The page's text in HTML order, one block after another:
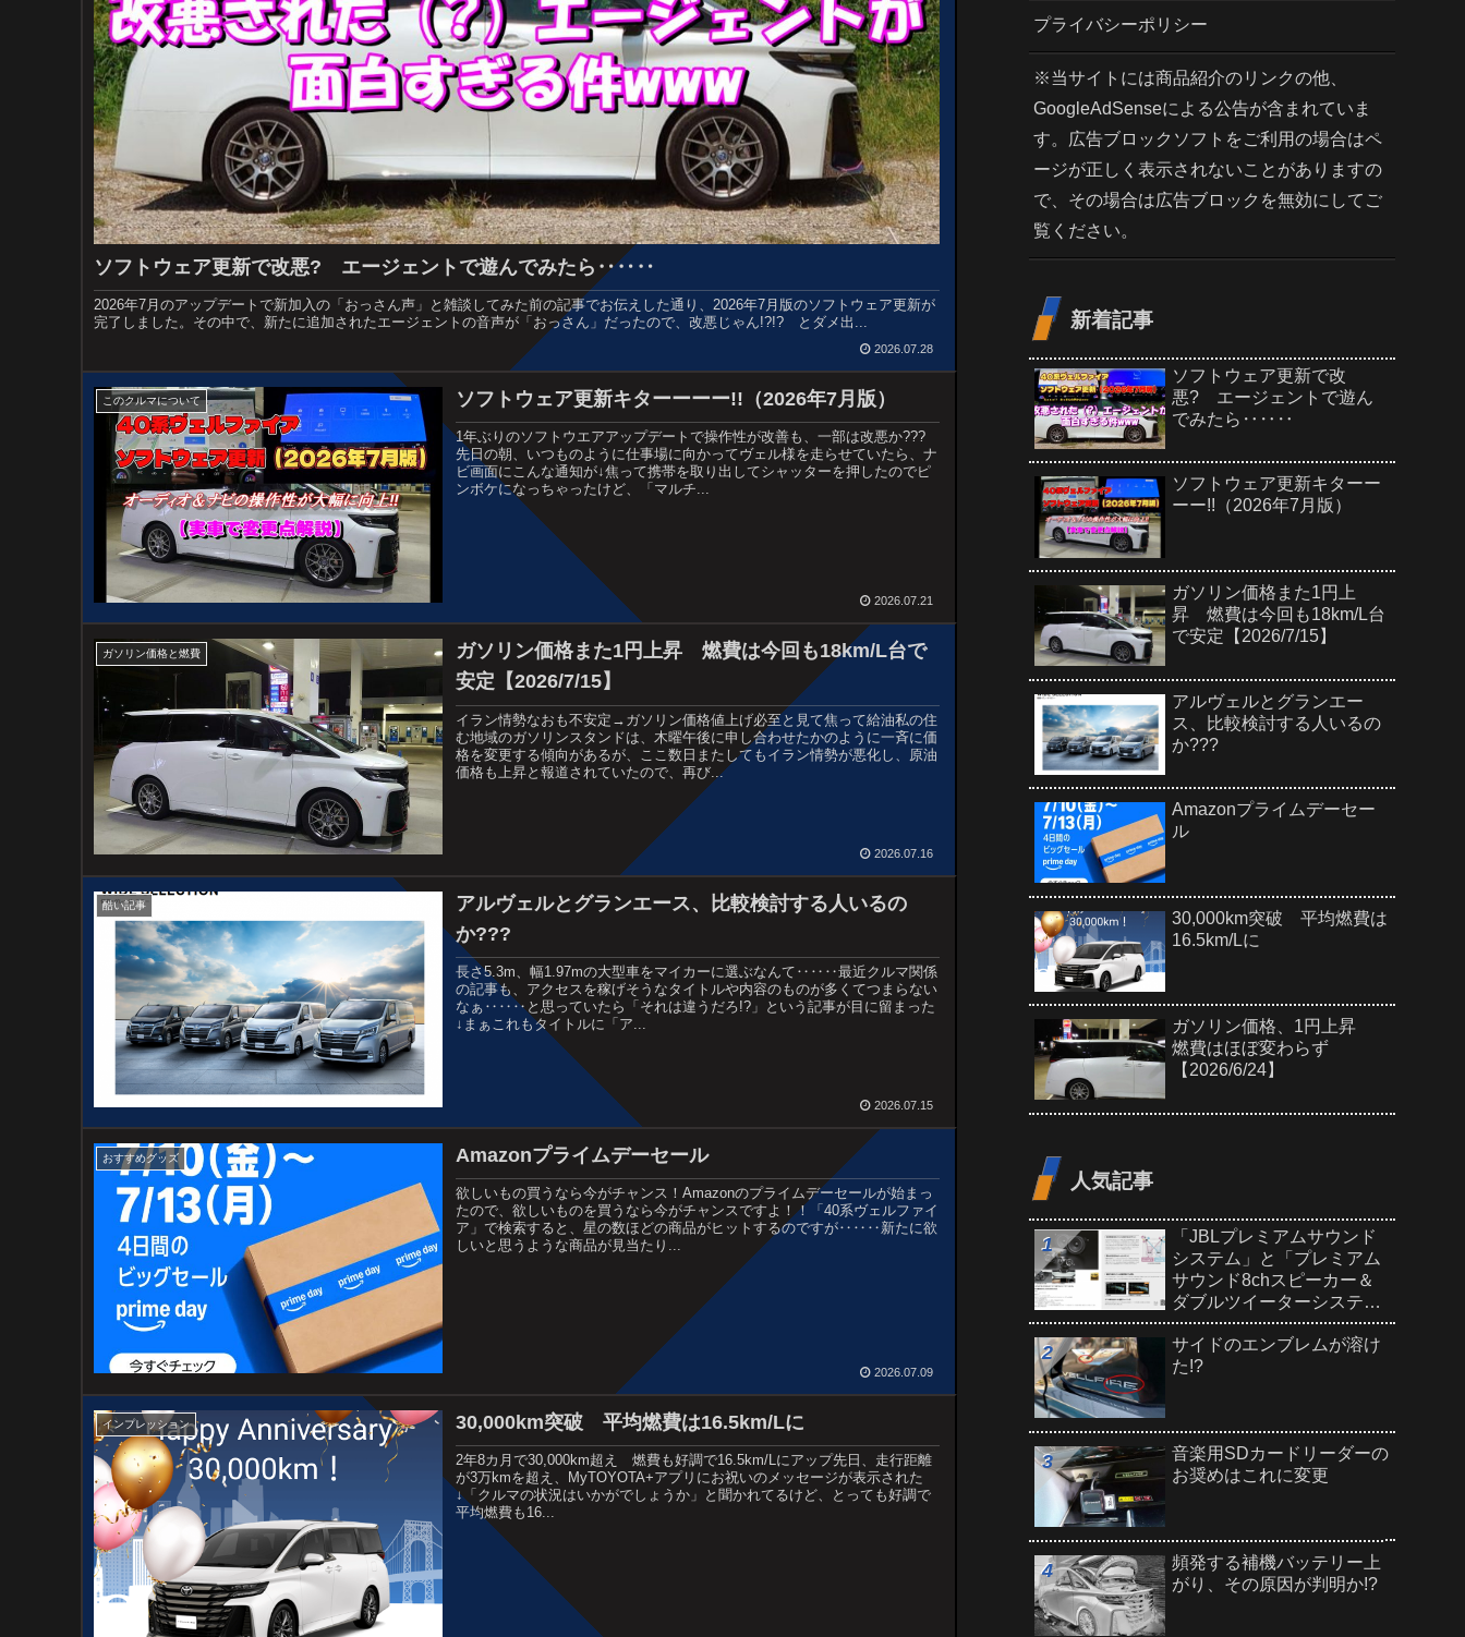
ソフトウェア更新で改悪? エージェントで遊んでみたら‥‥‥
2026年7月のアップデートで新加入の「おっさん声」と雑談してみた前の記事でお伝えした通り、2026年7月版のソフトウェア更新が
完了しました。その中で、新たに追加されたエージェントの音声が「おっさん」だったので、改悪じゃん!?!? とダメ出...
2026.07.28
このクルマについて ソフトウェア更新キターーーー!!（2026年7月版）
1年ぶりのソフトウエアアップデートで操作性が改善も、一部は改悪か???
先日の朝、いつものように仕事場に向かってヴェル様を走らせていたら、ナ
ビ画面にこんな通知が↓焦って携帯を取り出してシャッターを押したのでピ
ンボケになっちゃったけど、「マルチ...
2026.07.21
ガソリン価格と燃費
ガソリン価格また1円上昇 燃費は今回も18km/L台で
安定【2026/7/15】
イラン情勢なおも不安定→ガソリン価格値上げ必至と見て焦って給油私の住
む地域のガソリンスタンドは、木曜午後に申し合わせたかのように一斉に価
格を変更する傾向があるが、ここ数日またしてもイラン情勢が悪化し、原油
価格も上昇と報道されていたので、再び...
2026.07.16
酷い記事
アルヴェルとグランエース、比較検討する人いるの
か???
長さ5.3m、幅1.97mの大型車をマイカーに選ぶなんて‥‥‥最近クルマ関係
の記事も、アクセスを稼げそうなタイトルや内容のものが多くてつまらない
なぁ‥‥‥と思っていたら「それは違うだろ!?」という記事が目に留まった
↓まぁこれもタイトルに「ア...
2026.07.15
おすすめグッズ Amazonプライムデーセール
欲しいもの買うなら今がチャンス！Amazonのプライムデーセールが始まっ
たので、欲しいものを買うなら今がチャンスですよ！！「40系ヴェルファイ
ア」で検索すると、星の数ほどの商品がヒットするのですが‥‥‥新たに欲
しいと思うような商品が見当たり...
2026.07.09
インプレッション 30,000km突破 平均燃費は16.5km/Lに
2年8カ月で30,000km超え 燃費も好調で16.5km/Lにアップ先日、走行距離
が3万kmを超え、MyTOYOTA+アプリにお祝いのメッセージが表示された
↓「クルマの状況はいかがでしょうか」と聞かれてるけど、とっても好調で
平均燃費も16...
プライバシーポリシー
※当サイトには商品紹介のリンクの他、
GoogleAdSenseによる公告が含まれていま
す。広告ブロックソフトをご利用の場合はペ
ージが正しく表示されないことがありますの
で、その場合は広告ブロックを無効にしてご
覧ください。
新着記事
ソフトウェア更新で改
悪? エージェントで遊ん
でみたら‥‥‥
ソフトウェア更新キターー
ーー!!（2026年7月版）
ガソリン価格また1円上
昇 燃費は今回も18km/L台
で安定【2026/7/15】
アルヴェルとグランエー
ス、比較検討する人いるの
か???
Amazonプライムデーセー
ル
30,000km突破 平均燃費は
16.5km/Lに
ガソリン価格、1円上昇
燃費はほぼ変わらず
【2026/6/24】
人気記事
「JBLプレミアムサウンド
システム」と「プレミアム
サウンド8chスピーカー＆
ダブルツイーターシステ
ム」どっちがいい?
サイドのエンブレムが溶け
た!?
音楽用SDカードリーダーの
お奨めはこれに変更
頻発する補機バッテリー上
がり、その原因が判明か!?